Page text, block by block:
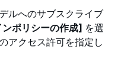
ルへのサブスクライブ
ポリシーの作成] を選
アクセス許可を指定し